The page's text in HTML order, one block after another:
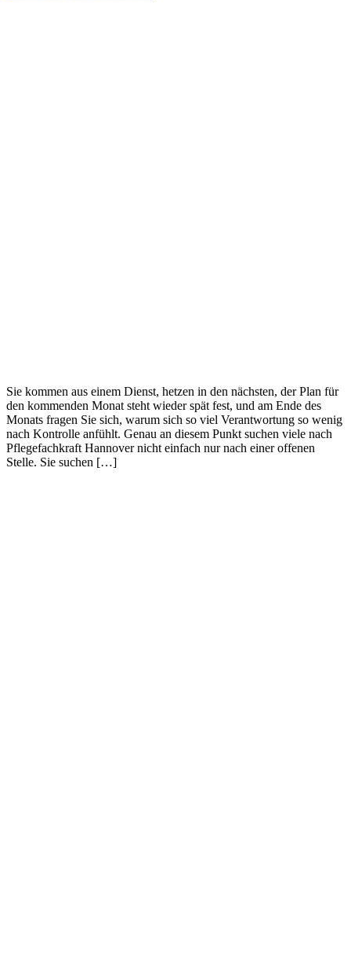
Sie kommen aus einem Dienst, hetzen in den nächsten, der Plan für
den kommenden Monat steht wieder spät fest, und am Ende des
Monats fragen Sie sich, warum sich so viel Verantwortung so wenig
nach Kontrolle anfühlt. Genau an diesem Punkt suchen viele nach
Pflegefachkraft Hannover nicht einfach nur nach einer offenen
Stelle. Sie suchen […]